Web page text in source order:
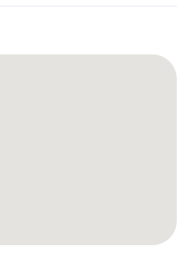
skříň, na oknech jsou již
kvalitní garnýže. Celý byt je
soukromého
měsíc. Nachází se v klidné a
1.700 Kč / měsíc Pro
nebo domluvení